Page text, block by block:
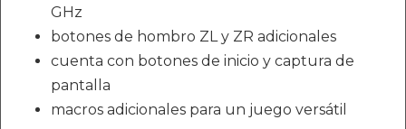
GHz
botones de hombro ZL y ZR adicionales
cuenta con botones de inicio y captura de
pantalla
macros adicionales para un juego versátil